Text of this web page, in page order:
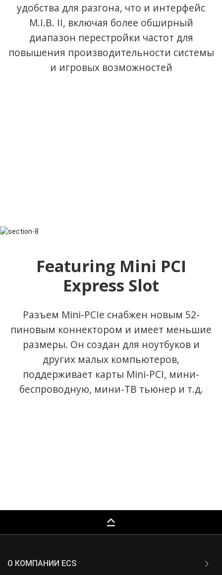
удобства для разгона, что и интерфейс
M.I.B. II, включая более обширный
диапазон перестройки частот для
повышения производительности системы
и игровых возможностей
Featuring Mini PCI
Express Slot
Разъем Mini-PCIe снабжен новым 52-
пиновым коннектором и имеет меньшие
размеры. Он создан для ноутбуков и
других малых компьютеров,
поддерживает карты Mini-PCI, мини-
беспроводную, мини-ТВ тьюнер и т.д.
keyboard_capslock
О КОМПАНИИ ECS